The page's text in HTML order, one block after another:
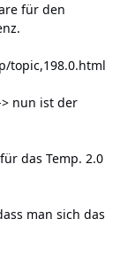
für den
topic,198.0.html
nun ist der
das Temp. 2.0
man sich das